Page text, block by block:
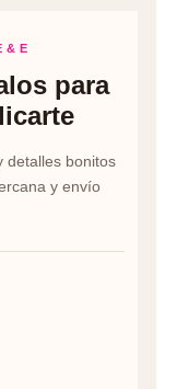
para
detalles bonitos
y envío